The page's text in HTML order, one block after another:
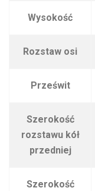
Wysokość
Rozstaw osi
Prześwit
Szerokość
rozstawu kół
przedniej
Szerokość